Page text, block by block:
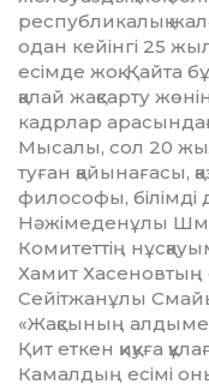
республикалық
одан кейінгі 25
есімде жоқ. Қайта
қалай жақсарту
кадрлар
Мысалы, сол 20
туған қайынағасы,
философы, білімді
Нәжімеденұлы
Комитеттің
Хамит
Сейітжанұлы
«Жақсының
Қит еткен қиқуға
Камалдың есімі